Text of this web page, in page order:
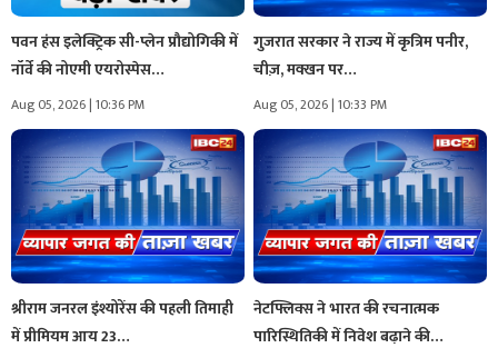
पवन हंस इलेक्ट्रिक सी-प्लेन प्रौद्योगिकी में
नॉर्वे की नोएमी एयरोस्पेस…
Aug 05, 2026 | 10:36 PM
गुजरात सरकार ने राज्य में कृत्रिम पनीर,
चीज़, मक्खन पर…
Aug 05, 2026 | 10:33 PM
श्रीराम जनरल इंश्योरेंस की पहली तिमाही
में प्रीमियम आय 23…
नेटफ्लिक्स ने भारत की रचनात्मक
पारिस्थितिकी में निवेश बढ़ाने की…